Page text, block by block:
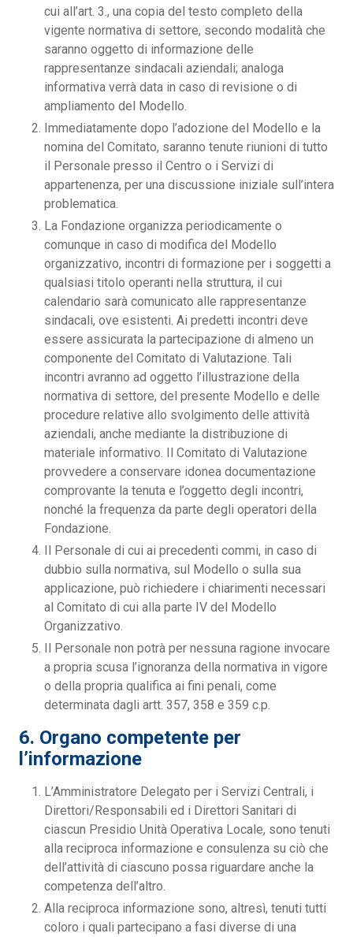
cui all’art. 3., una copia del testo completo della
vigente normativa di settore, secondo modalità che
saranno oggetto di informazione delle
rappresentanze sindacali aziendali; analoga
informativa verrà data in caso di revisione o di
ampliamento del Modello.
Immediatamente dopo l’adozione del Modello e la
nomina del Comitato, saranno tenute riunioni di tutto
il Personale presso il Centro o i Servizi di
appartenenza, per una discussione iniziale sull’intera
problematica.
La Fondazione organizza periodicamente o
comunque in caso di modifica del Modello
organizzativo, incontri di formazione per i soggetti a
qualsiasi titolo operanti nella struttura, il cui
calendario sarà comunicato alle rappresentanze
sindacali, ove esistenti. Ai predetti incontri deve
essere assicurata la partecipazione di almeno un
componente del Comitato di Valutazione. Tali
incontri avranno ad oggetto l’illustrazione della
normativa di settore, del presente Modello e delle
procedure relative allo svolgimento delle attività
aziendali, anche mediante la distribuzione di
materiale informativo. Il Comitato di Valutazione
provvedere a conservare idonea documentazione
comprovante la tenuta e l’oggetto degli incontri,
nonché la frequenza da parte degli operatori della
Fondazione.
Il Personale di cui ai precedenti commi, in caso di
dubbio sulla normativa, sul Modello o sulla sua
applicazione, può richiedere i chiarimenti necessari
al Comitato di cui alla parte IV del Modello
Organizzativo.
Il Personale non potrà per nessuna ragione invocare
a propria scusa l’ignoranza della normativa in vigore
o della propria qualifica ai fini penali, come
determinata dagli artt. 357, 358 e 359 c.p.
6. Organo competente per
l’informazione
L’Amministratore Delegato per i Servizi Centrali, i
Direttori/Responsabili ed i Direttori Sanitari di
ciascun Presidio Unità Operativa Locale, sono tenuti
alla reciproca informazione e consulenza su ciò che
dell’attività di ciascuno possa riguardare anche la
competenza dell’altro.
Alla reciproca informazione sono, altresì, tenuti tutti
coloro i quali partecipano a fasi diverse di una